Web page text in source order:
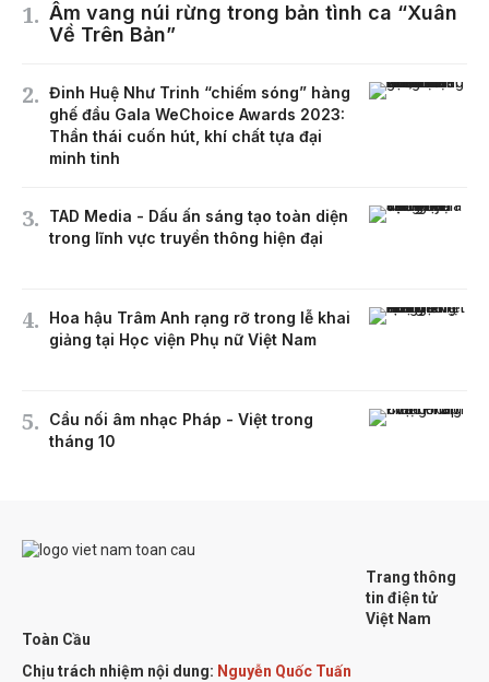
Âm vang núi rừng trong bản tình ca “Xuân
Về Trên Bản”
Đinh Huệ Như Trinh “chiếm sóng” hàng
ghế đầu Gala WeChoice Awards 2023:
Thần thái cuốn hút, khí chất tựa đại
minh tinh
TAD Media - Dấu ấn sáng tạo toàn diện
trong lĩnh vực truyền thông hiện đại
Hoa hậu Trâm Anh rạng rỡ trong lễ khai
giảng tại Học viện Phụ nữ Việt Nam
Cầu nối âm nhạc Pháp - Việt trong
tháng 10
Trang thông
tin điện tử
Việt Nam
Toàn Cầu
Chịu trách nhiệm nội dung: Nguyễn Quốc Tuấn